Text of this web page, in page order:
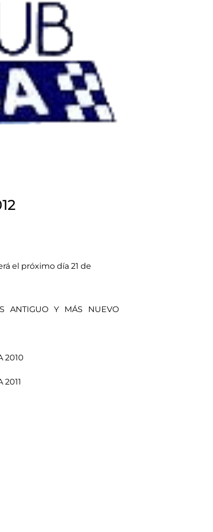
el próximo día 21 de
ANTIGUO Y MÁS NUEVO
2010
2011